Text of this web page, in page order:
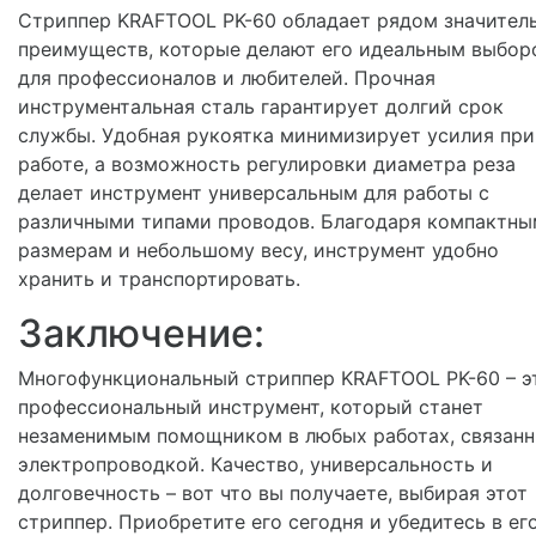
Стриппер KRAFTOOL PK-60 обладает рядом
преимуществ, которые делают его идеальным
для профессионалов и любителей. Прочная
инструментальная сталь гарантирует долгий срок
службы. Удобная рукоятка минимизирует усилия при
работе, а возможность регулировки диаметра реза
делает инструмент универсальным для работы с
различными типами проводов. Благодаря
размерам и небольшому весу, инструмент удобно
хранить и транспортировать.
Заключение:
Многофункциональный стриппер KRAFTOOL PK-60 –
профессиональный инструмент, который станет
незаменимым помощником в любых работах,
электропроводкой. Качество, универсальность и
долговечность – вот что вы получаете, выбирая этот
стриппер. Приобретите его сегодня и убедитесь в